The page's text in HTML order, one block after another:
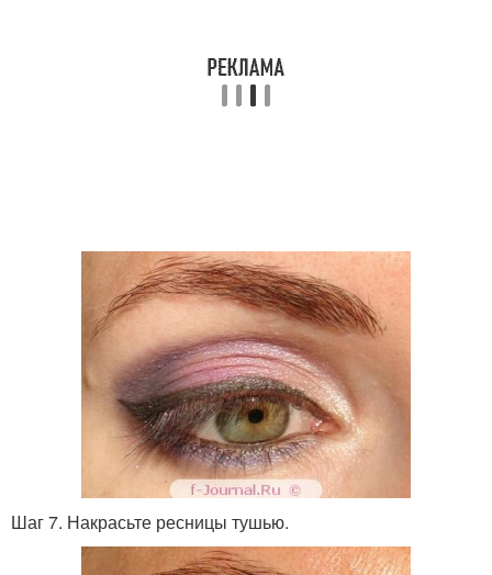
Шаг 7. Накрасьте ресницы тушью.